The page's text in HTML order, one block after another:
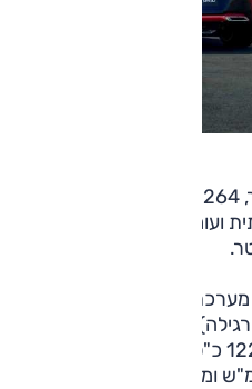
ההנעה ההיברידית
ליטר ליצירת הספק משולב של 122 כ"ס. נתוני הביצועים זהים: